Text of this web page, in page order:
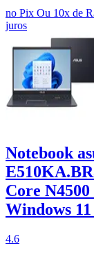
no Pix Ou 10x de
juros
Notebook
Core
Windows
4.6